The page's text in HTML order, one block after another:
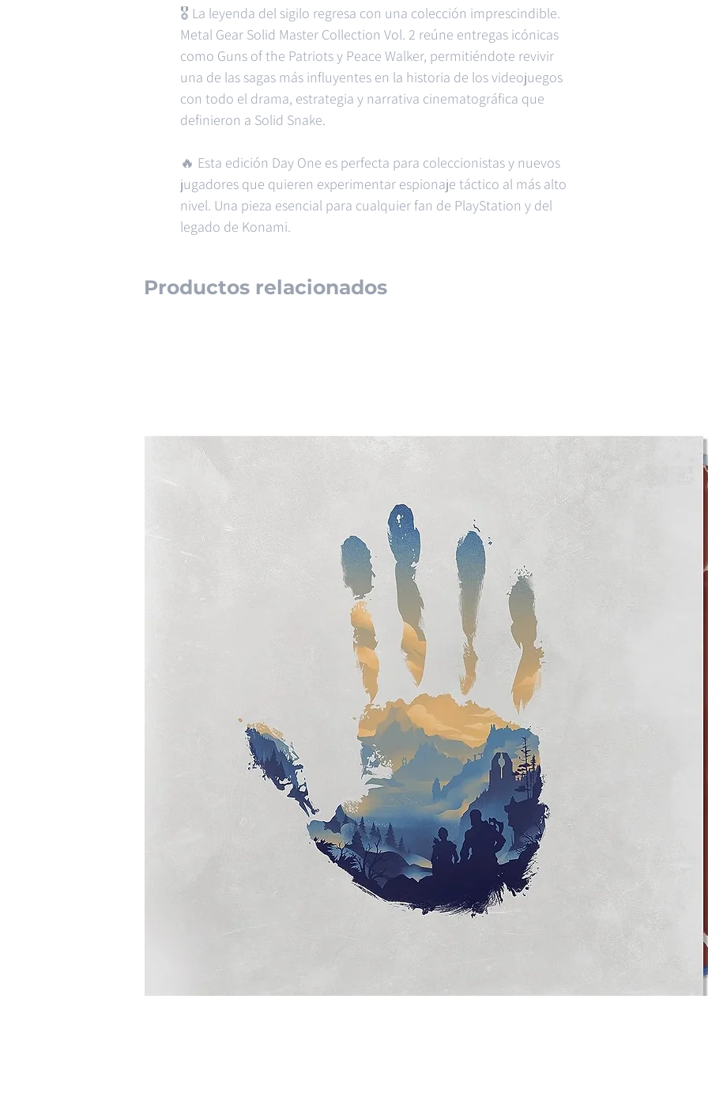
🎖️ La leyenda del sigilo regresa con una colección imprescindible.
Metal Gear Solid Master Collection Vol. 2 reúne entregas icónicas
como Guns of the Patriots y Peace Walker, permitiéndote revivir
una de las sagas más influyentes en la historia de los videojuegos
con todo el drama, estrategia y narrativa cinematográfica que
definieron a Solid Snake.
🔥 Esta edición Day One es perfecta para coleccionistas y nuevos
jugadores que quieren experimentar espionaje táctico al más alto
nivel. Una pieza esencial para cualquier fan de PlayStation y del
legado de Konami.
Productos relacionados